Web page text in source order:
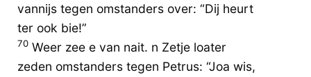
vannijs tegen omstanders over: “Dij heurt
ter ook bie!”
70 Weer zee e van nait. n Zetje loater
zeden omstanders tegen Petrus: “Joa wis,